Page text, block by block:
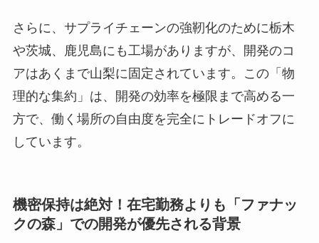
さらに、サプライチェーンの強靭化のために栃木
や茨城、鹿児島にも工場がありますが、開発のコ
アはあくまで山梨に固定されています。この「物
理的な集約」は、開発の効率を極限まで高める一
方で、働く場所の自由度を完全にトレードオフに
しています。
機密保持は絶対！在宅勤務よりも「ファナッ
クの森」での開発が優先される背景